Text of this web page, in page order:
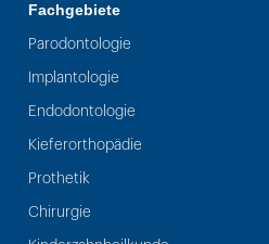
Fachgebiete
Parodontologie
Implantologie
Endodontologie
Kieferorthopädie
Prothetik
Chirurgie